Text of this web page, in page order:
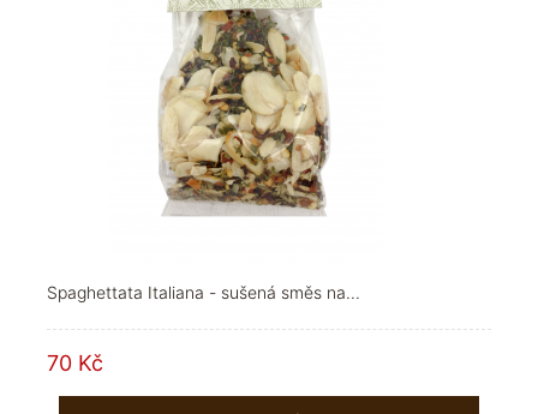
Spaghettata Italiana - sušená směs na...
70 Kč